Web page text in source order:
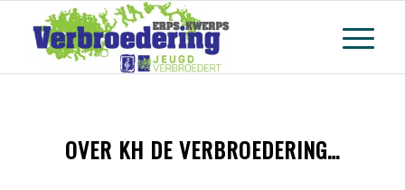
OVER KH DE VERBROEDERING…